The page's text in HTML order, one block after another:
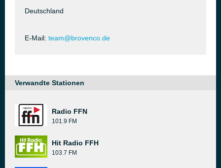
Deutschland
E-Mail: team@brovenco.de
Verwandte Stationen
Radio FFN
101.9 FM
Hit Radio FFH
103.7 FM